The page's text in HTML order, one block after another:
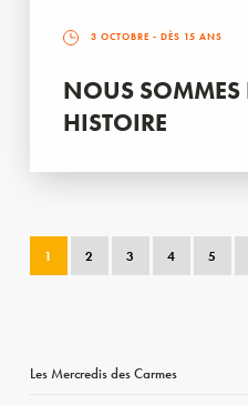
3 OCTOBRE - DÈS 15 ANS
NOUS SOMMES
HISTOIRE
1 2 3 4 5
Les Mercredis des Carmes